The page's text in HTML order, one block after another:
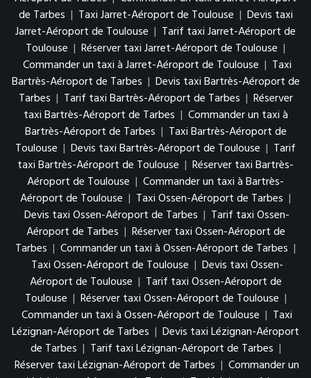
de Tarbes | Taxi Jarret-Aéroport de Toulouse | Devis taxi
Jarret-Aéroport de Toulouse | Tarif taxi Jarret-Aéroport de
Toulouse | Réserver taxi Jarret-Aéroport de Toulouse |
Commander un taxi à Jarret-Aéroport de Toulouse | Taxi
Bartrès-Aéroport de Tarbes | Devis taxi Bartrès-Aéroport de
Tarbes | Tarif taxi Bartrès-Aéroport de Tarbes | Réserver
taxi Bartrès-Aéroport de Tarbes | Commander un taxi à
Bartrès-Aéroport de Tarbes | Taxi Bartrès-Aéroport de
Toulouse | Devis taxi Bartrès-Aéroport de Toulouse | Tarif
taxi Bartrès-Aéroport de Toulouse | Réserver taxi Bartrès-
Aéroport de Toulouse | Commander un taxi à Bartrès-
Aéroport de Toulouse | Taxi Ossen-Aéroport de Tarbes |
Devis taxi Ossen-Aéroport de Tarbes | Tarif taxi Ossen-
Aéroport de Tarbes | Réserver taxi Ossen-Aéroport de
Tarbes | Commander un taxi à Ossen-Aéroport de Tarbes |
Taxi Ossen-Aéroport de Toulouse | Devis taxi Ossen-
Aéroport de Toulouse | Tarif taxi Ossen-Aéroport de
Toulouse | Réserver taxi Ossen-Aéroport de Toulouse |
Commander un taxi à Ossen-Aéroport de Toulouse | Taxi
Lézignan-Aéroport de Tarbes | Devis taxi Lézignan-Aéroport
de Tarbes | Tarif taxi Lézignan-Aéroport de Tarbes |
Réserver taxi Lézignan-Aéroport de Tarbes | Commander un